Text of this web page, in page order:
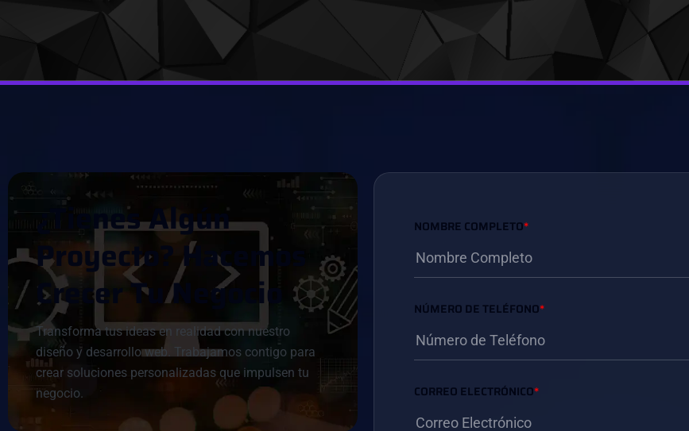
T NESALGÚN
PROYECTO ?H ACE MO
CRECE RTU N GO IO
Transforma tus ideas en realidad con nuestro
diseño y desarrollo web. Trabajamos contigo para
crear soluciones personalizadas que impulsen tu
negocio.
NOMBRE COMPLETO*
NÚMERO DE TELÉFONO*
CORREO ELECTRÓNICO*